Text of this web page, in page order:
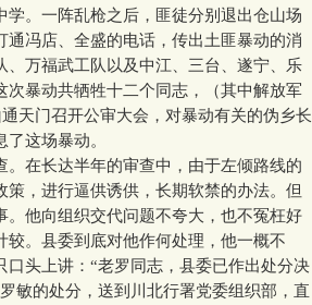
。一阵乱枪之后，匪徒分别退出仓山场
冯店、全盛的电话，传出土匪暴动的消
万福武工队以及中江、三台、遂宁、乐
暴动共牺牲十二个同志，（其中解放军
天门召开公审大会，对暴动有关的伪乡长
这场暴动。
在长达半年的审查中，由于左倾路线的
，进行逼供诱供，长期软禁的办法。但
他向组织交代问题不夸大，也不冤枉好
较。县委到底对他作何处理，他一概不
头上讲：“老罗同志，县委已作出处分决
敏的处分，送到川北行署党委组织部，直